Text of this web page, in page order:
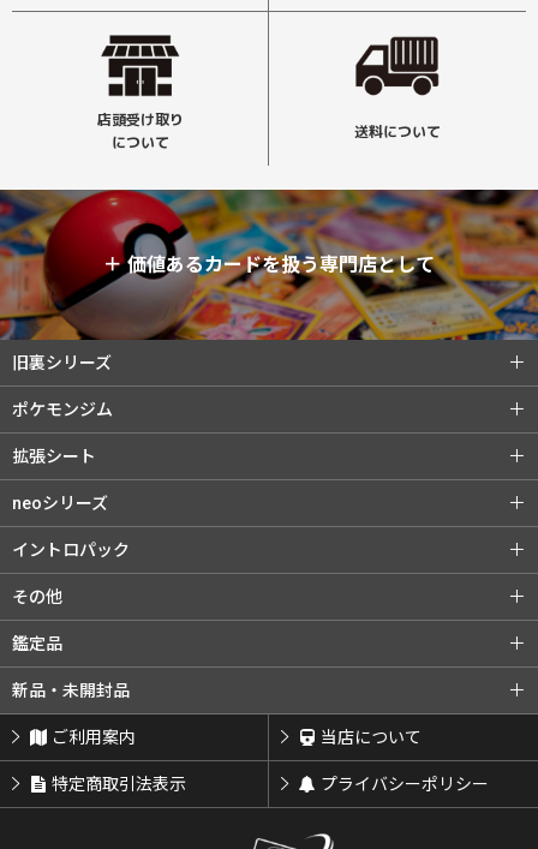
店頭受け取り
について
送料について
＋価値あるカードを扱う専門店として
ご利用案内 当店について
特定商取引法表示 プライバシーポリシー
旧裏シリーズ
旧裏シリーズ (全商品)
第1弾（★）
第3弾 化石の秘密
ポケモンジム
ポケモンジム (全商品)
第1弾 カスミ
第2弾 エリカ
闇からの挑戦
拡張シート
拡張シート (全商品)
第2弾 赤版
neoシリーズ
neoシリーズ (全商品)
第2弾 遺跡をこえて...
第4弾 闇、そして光へ...
プレミアムファイル3
イントロパック
イントロパック (全商品)
ゼニガメデッキ
チコリータデッキ
その他
その他 (全商品)
サザンアイランド
鑑定品
鑑定品 (全商品)
ARS鑑定品 その他鑑定品
新品・未開封品
新品・未開封品 (全商品) BOX・パック
サプライ類等